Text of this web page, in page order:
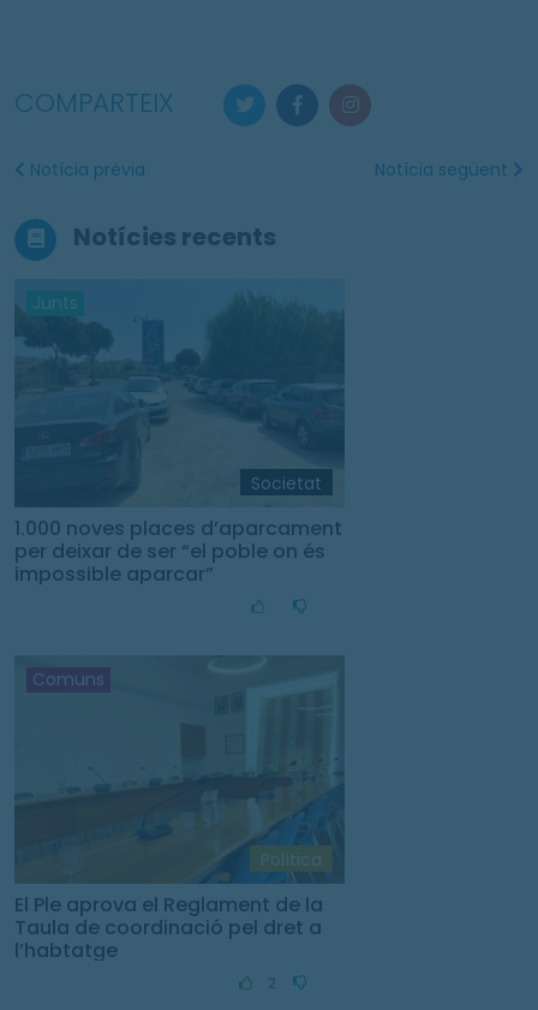
COMPARTEIX
Notícia prèvia Notícia següent
Notícies recents
Junts
Societat
1.000 noves places d’aparcament
per deixar de ser “el poble on és
impossible aparcar”
Comuns
Política
El Ple aprova el Reglament de la
Taula de coordinació pel dret a
l’habtatge